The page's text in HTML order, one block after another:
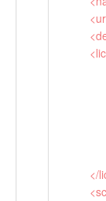
<
<
<
</
<